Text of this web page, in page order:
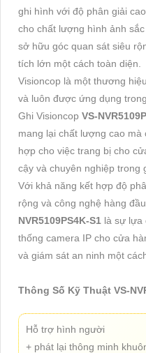
ghi hình với độ phân giải
cho chất lượng hình ảnh
sở hữu góc quan sát siêu
tích lớn một cách toàn diện.
Visioncop là một thương
và luôn được ứng dụng
Ghi Visioncop VS-
mang lại chất lượng cao mà
hợp cho việc trang bị cho
cậy và chuyên nghiệp trong
Với khả năng kết hợp độ
rộng và công nghệ hàng
NVR5109PS4K-S1 là sự lựa
thống camera IP cho cửa
và giám sát an ninh một
Thông Số Kỹ Thuật VS-
Hỗ trợ hình người
+ phát lại thông minh